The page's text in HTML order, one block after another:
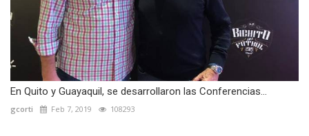
En Quito y Guayaquil, se desarrollaron las Conferencias...
gcorti Feb 7, 2019 108293